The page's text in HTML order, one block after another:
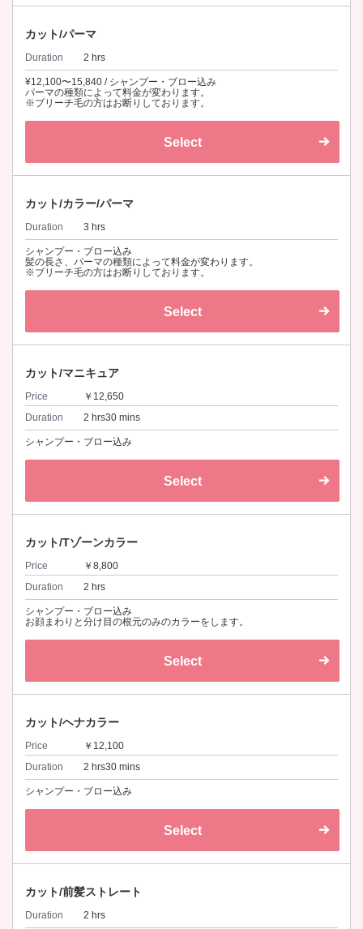
カット/パーマ
Duration 2 hrs
¥12,100〜15,840 / シャンプー・ブロー込み
パーマの種類によって料金が変わります。
※ブリーチ毛の方はお断りしております。
Select
カット/カラー/パーマ
Duration 3 hrs
シャンプー・ブロー込み
髪の長さ、パーマの種類によって料金が変わります。
※ブリーチ毛の方はお断りしております。
Select
カット/マニキュア
Price
￥12,650
Duration
2 hrs30 mins
シャンプー・ブロー込み
Select
カット/Tゾーンカラー
Price
￥8,800
Duration
2 hrs
シャンプー・ブロー込み
お顔まわりと分け目の根元のみのカラーをします。
Select
カット/ヘナカラー
Price
￥12,100
Duration
2 hrs30 mins
シャンプー・ブロー込み
Select
カット/前髪ストレート
Duration 2 hrs